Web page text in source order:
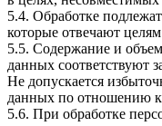
5.4. Обработке
которые отвечают
5.5. Содержание и
данных соответствуют
Не допускается
данных по отношению к
5.6. При обработке